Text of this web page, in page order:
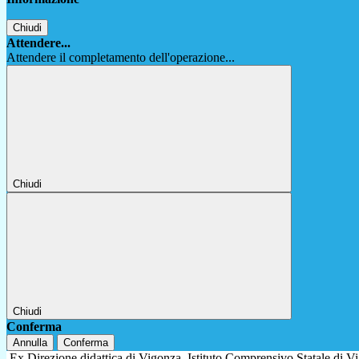
Chiudi
Attendere...
Attendere il completamento dell'operazione...
Chiudi
Chiudi
Conferma
Annulla Conferma